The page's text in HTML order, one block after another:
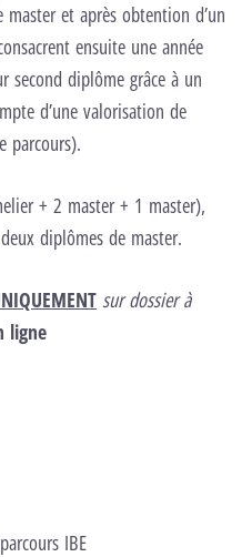
et après obtention d’un
ensuite une année
second diplôme grâce à un
d’une valorisation de
parcours).
+ 2 master + 1 master),
diplômes de master.
sur dossier à
ligne
IBE